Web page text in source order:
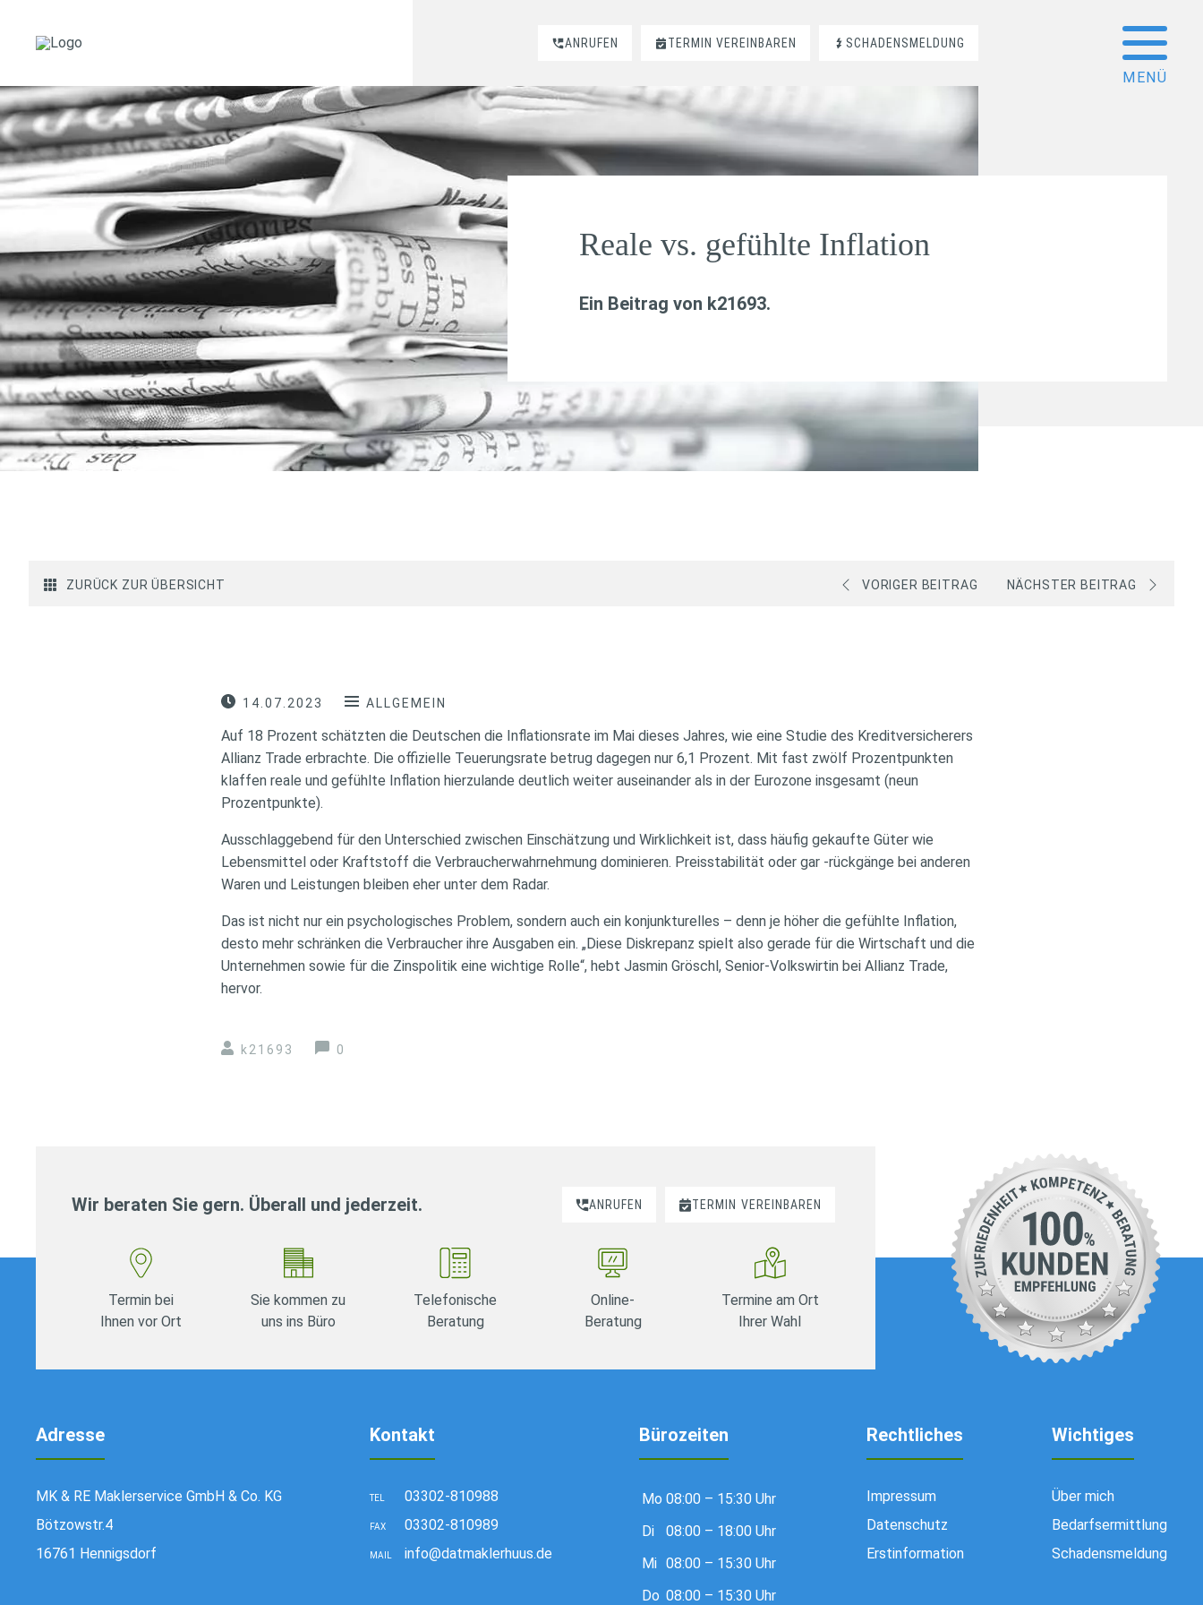
ANRUFEN TERMIN VEREINBAREN SCHADENSMELDUNG
Reale vs. gefühlte Inflation
Ein Beitrag von k21693.
ZURÜCK ZUR ÜBERSICHT VORIGER BEITRAG NÄCHSTER BEITRAG
14.07.2023 ALLGEMEIN
Auf 18 Prozent schätzten die Deutschen die Inflationsrate im Mai dieses Jahres, wie eine Studie des Kreditversicherers
Allianz Trade erbrachte. Die offizielle Teuerungsrate betrug dagegen nur 6,1 Prozent. Mit fast zwölf Prozentpunkten
klaffen reale und gefühlte Inflation hierzulande deutlich weiter auseinander als in der Eurozone insgesamt (neun
Prozentpunkte).
Ausschlaggebend für den Unterschied zwischen Einschätzung und Wirklichkeit ist, dass häufig gekaufte Güter wie
Lebensmittel oder Kraftstoff die Verbraucherwahrnehmung dominieren. Preisstabilität oder gar -rückgänge bei anderen
Waren und Leistungen bleiben eher unter dem Radar.
Das ist nicht nur ein psychologisches Problem, sondern auch ein konjunkturelles – denn je höher die gefühlte Inflation,
desto mehr schränken die Verbraucher ihre Ausgaben ein. „Diese Diskrepanz spielt also gerade für die Wirtschaft und die
Unternehmen sowie für die Zinspolitik eine wichtige Rolle“, hebt Jasmin Gröschl, Senior-Volkswirtin bei Allianz Trade,
hervor.
k21693 0
Wir beraten Sie gern. Überall und jederzeit. ANRUFEN TERMIN VEREINBAREN
Termin bei
Ihnen vor Ort
Sie kommen zu
uns ins Büro
Telefonische
Beratung
Online-
Beratung
Termine am Ort
Ihrer Wahl
Adresse
MK & RE Maklerservice GmbH & Co. KG
Bötzowstr.4
16761 Hennigsdorf
Kontakt
TEL 03302-810988
FAX 03302-810989
MAIL info@datmaklerhuus.de
Bürozeiten
Mo 08:00 – 15:30 Uhr
Di
08:00 – 18:00 Uhr
Mi 08:00 – 15:30 Uhr
Do 08:00 – 15:30 Uhr
Rechtliches
Impressum
Datenschutz
Erstinformation
Wichtiges
Über mich
Bedarfsermittlung
Schadensmeldung